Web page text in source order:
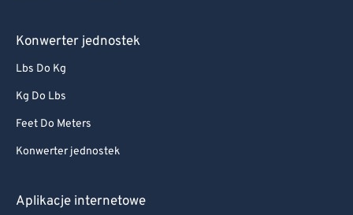
Konwerter jednostek
Lbs Do Kg
Kg Do Lbs
Feet Do Meters
Konwerter jednostek
Aplikacje internetowe